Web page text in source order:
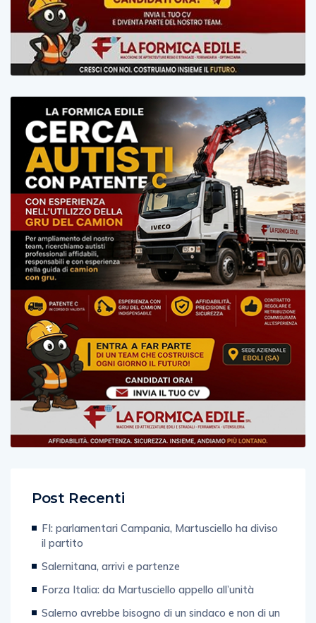
Post Recenti
FI: parlamentari Campania, Martusciello ha diviso
il partito
Salernitana, arrivi e partenze
Forza Italia: da Martusciello appello all’unità
Salerno avrebbe bisogno di un sindaco e non di un